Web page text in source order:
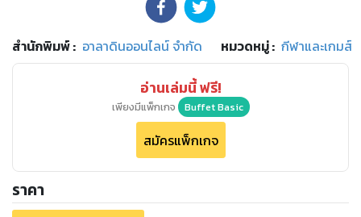
สำนักพิมพ์: อาลาดินออนไลน์ จำกัด หมวดหมู่: กีฬาและเกมส์
อ่านเล่มนี้ ฟรี!
เพียงมีแพ็กเกจ Buffet Basic
สมัครแพ็กเกจ
ราคา